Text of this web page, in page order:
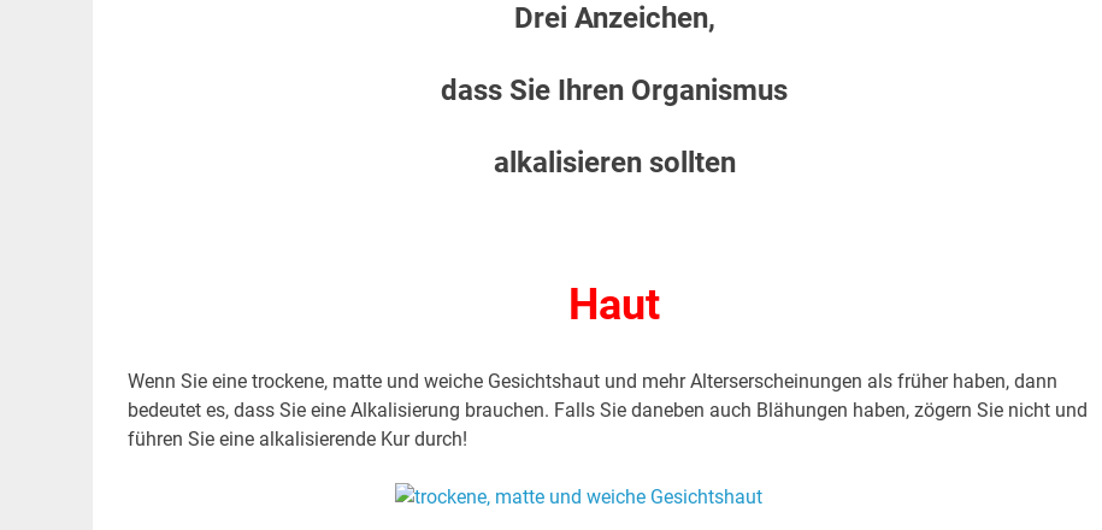
Drei Anzeichen,
dass Sie Ihren Organismus
alkalisieren sollten
Haut
Wenn Sie eine trockene, matte und weiche Gesichtshaut und mehr Alterserscheinungen als früher haben, dann
bedeutet es, dass Sie eine Alkalisierung brauchen. Falls Sie daneben auch Blähungen haben, zögern Sie nicht und
führen Sie eine alkalisierende Kur durch!